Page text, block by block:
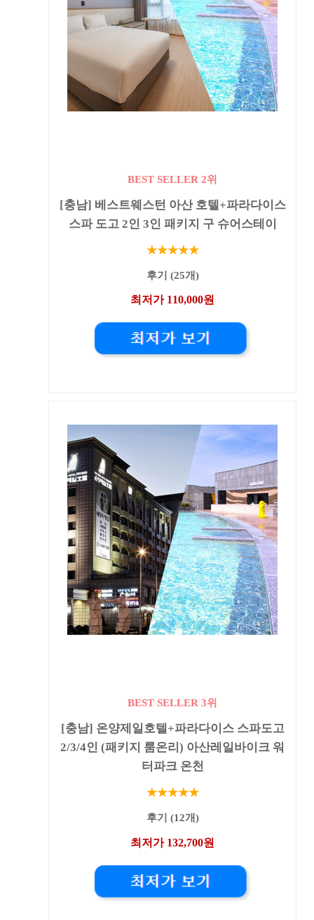
BEST SELLER 2위
[충남] 베스트웨스턴 아산 호텔+파라다이스
스파 도고 2인 3인 패키지 구 슈어스테이
★★★★★
후기 (25개)
최저가 110,000원
BEST SELLER 3위
[충남] 온양제일호텔+파라다이스 스파도고
2/3/4인 (패키지 룸온리) 아산레일바이크 워
터파크 온천
★★★★★
후기 (12개)
최저가 132,700원